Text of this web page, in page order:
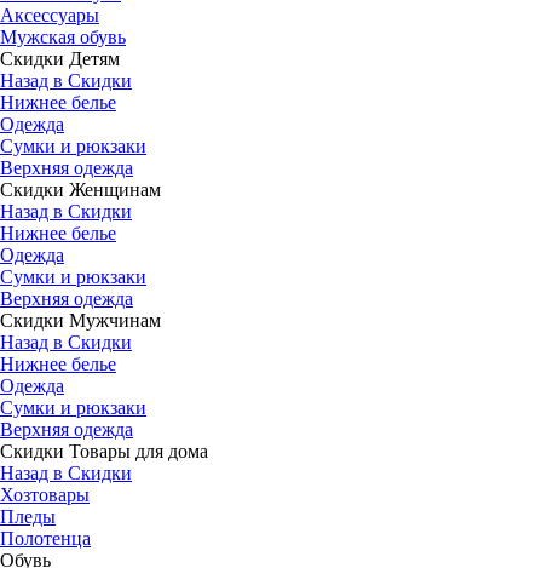
Аксессуары
Мужская обувь
Скидки Детям
Назад в Скидки
Нижнее белье
Одежда
Сумки и рюкзаки
Верхняя одежда
Скидки Женщинам
Назад в Скидки
Нижнее белье
Одежда
Сумки и рюкзаки
Верхняя одежда
Скидки Мужчинам
Назад в Скидки
Нижнее белье
Одежда
Сумки и рюкзаки
Верхняя одежда
Скидки Товары для дома
Назад в Скидки
Хозтовары
Пледы
Полотенца
Обувь